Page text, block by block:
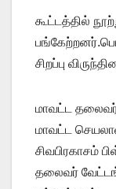
கூட்டத்தில்
சிறப்பு
மாவட்ட
மாவட்ட
சிவபிரகாசம்
தலைவர்